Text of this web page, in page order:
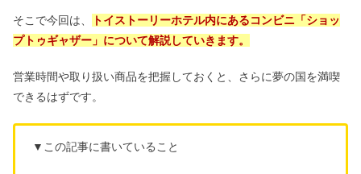
そこで今回は、
トイストーリーホテル内にあるコンビニ「ショッ
プトゥギャザー」について解説していきます。
営業時間や取り扱い商品を把握しておくと、さらに夢の国を満喫
できるはずです。
▼この記事に書いていること